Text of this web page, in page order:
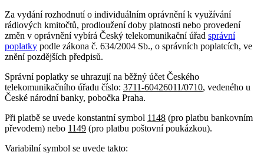
Za vydání rozhodnutí o individuálním oprávnění k využívání
rádiových kmitočtů, prodloužení doby platnosti nebo provedení
změn v oprávnění vybírá Český telekomunikační úřad správní
poplatky podle zákona č. 634/2004 Sb., o správních poplatcích, ve
znění pozdějších předpisů.
Správní poplatky se uhrazují na běžný účet Českého
telekomunikačního úřadu číslo: 3711-60426011/0710, vedeného u
České národní banky, pobočka Praha.
Při platbě se uvede konstantní symbol 1148 (pro platbu bankovním
převodem) nebo 1149 (pro platbu poštovní poukázkou).
Variabilní symbol se uvede takto: